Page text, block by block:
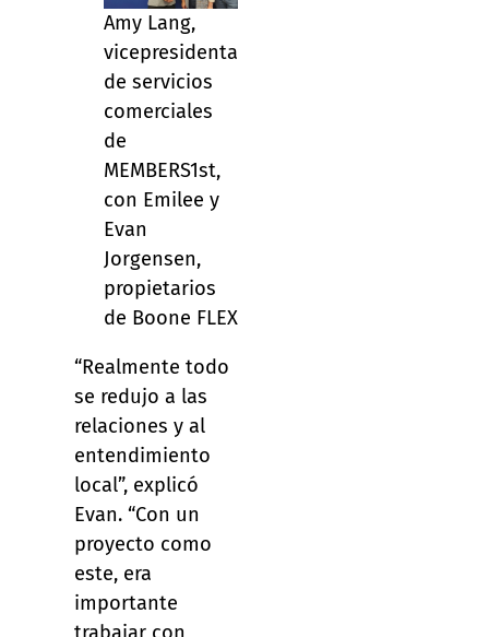
Amy Lang,
vicepresidenta
de servicios
comerciales
de
MEMBERS1st,
con Emilee y
Evan
Jorgensen,
propietarios
de Boone FLEX
“Realmente todo
se redujo a las
relaciones y al
entendimiento
local”, explicó
Evan. “Con un
proyecto como
este, era
importante